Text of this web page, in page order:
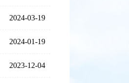
2024-03-19
2024-01-19
2023-12-04